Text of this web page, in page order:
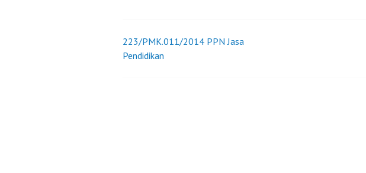
Post
223/PMK.011/2014 PPN Jasa
Pendidikan